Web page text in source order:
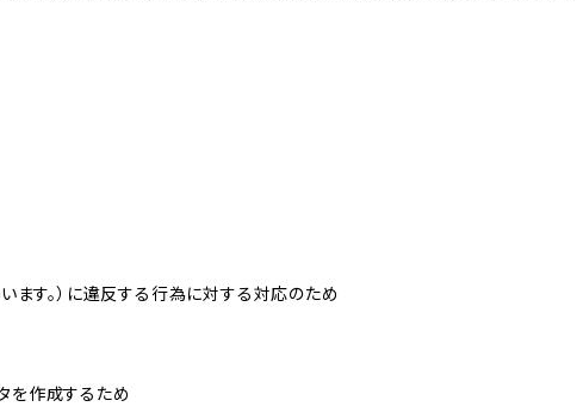
ます。）に違反する行為に対する対応のため
を作成するため